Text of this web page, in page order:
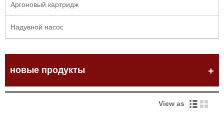
Аргоновый картридж
Надувной насос
новые продукты
View as